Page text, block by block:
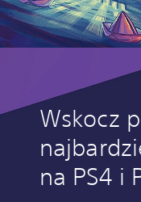
Wskocz
na PS4 i